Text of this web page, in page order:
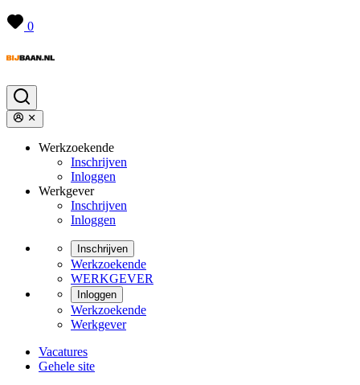
0
Werkzoekende
Inschrijven
Inloggen
Werkgever
Inschrijven
Inloggen
Inschrijven
Werkzoekende
WERKGEVER
Inloggen
Werkzoekende
Werkgever
Vacatures
Gehele site